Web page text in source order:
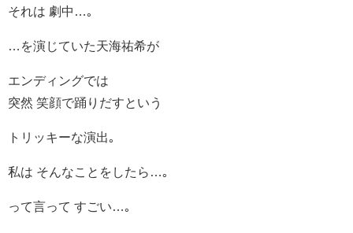
それは 劇中…｡
…を演じていた天海祐希が
エンディングでは
突然 笑顔で踊りだすという
トリッキーな演出｡
私は そんなことをしたら…｡
って言って すごい…｡